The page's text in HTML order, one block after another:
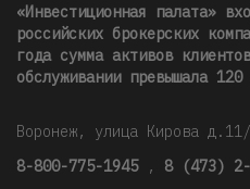
«Инвестиционная палата»
российских брокерских
года сумма активов
обслуживании превышала
Воронеж, улица Кирова
8-800-775-1945 , 8 (473) 2-